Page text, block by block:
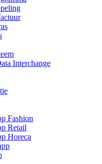
Interchange
Fashion
Retail
Horeca